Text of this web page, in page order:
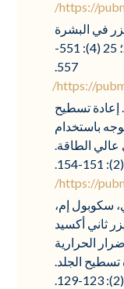
https://
في البشرة
. 2007؛ 25 (4): 551-
557.
https://
تسطيح
باستخدام
عالي الطاقة.
https://
سكوبول إم،
ثاني أكسيد
الحرارية
تسطيح الجلد.